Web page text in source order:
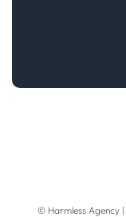
© Harmless Agency |